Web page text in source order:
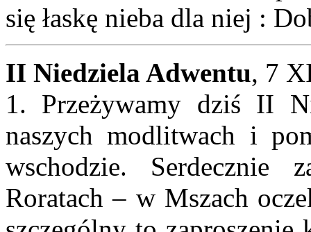
się łaskę nieba dla niej :
II Niedziela Adwentu, 7
1. Przeżywamy dziś II
naszych modlitwach i
wschodzie. Serdecznie
Roratach – w Mszach